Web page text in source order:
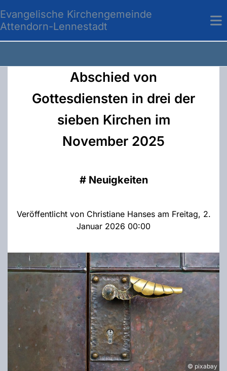
Evangelische Kirchengemeinde
Attendorn-Lennestadt
Abschied von
Gottesdiensten in drei der
sieben Kirchen im
November 2025
# Neuigkeiten
Veröffentlicht von Christiane Hanses am Freitag, 2.
Januar 2026 00:00
© pixabay